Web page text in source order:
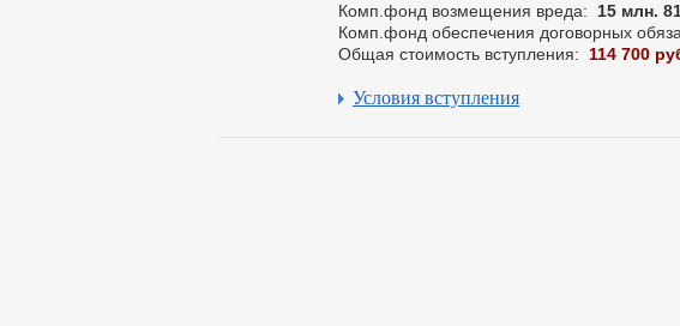
Комп.фонд возмещения вреда:
15 млн.
Комп.фонд обеспечения договорных
Общая стоимость вступления:
114 700
Условия вступления